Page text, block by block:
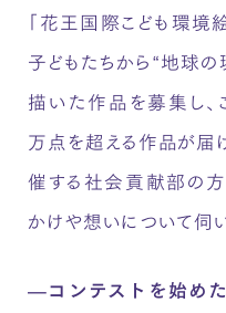
「花王国際こども環境
子どもたちから“地球
描いた作品を募集し
万点を超える作品が届
催する社会貢献部の方
かけや想いについて伺
—コンテストを始め